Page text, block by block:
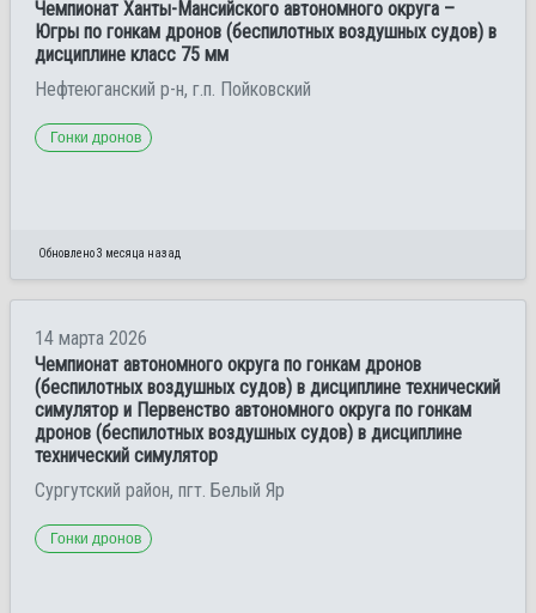
Чемпионат Ханты-Мансийского автономного округа –
Югры по гонкам дронов (беспилотных воздушных судов) в
дисциплине класс 75 мм
Нефтеюганский р-н, г.п. Пойковский
Гонки дронов
Обновлено 3 месяца назад
14 марта 2026
Чемпионат автономного округа по гонкам дронов
(беспилотных воздушных судов) в дисциплине технический
симулятор и Первенство автономного округа по гонкам
дронов (беспилотных воздушных судов) в дисциплине
технический симулятор
Сургутский район, пгт. Белый Яр
Гонки дронов